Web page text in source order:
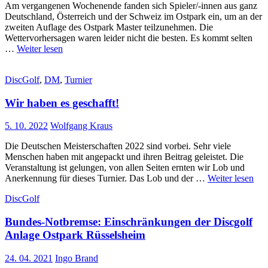
Am vergangenen Wochenende fanden sich Spieler/-innen aus ganz
Deutschland, Österreich und der Schweiz im Ostpark ein, um an der
zweiten Auflage des Ostpark Master teilzunehmen. Die
Wettervorhersagen waren leider nicht die besten. Es kommt selten
… Weiter lesen
DiscGolf, DM, Turnier
Wir haben es geschafft!
5. 10. 2022 Wolfgang Kraus
Die Deutschen Meisterschaften 2022 sind vorbei. Sehr viele
Menschen haben mit angepackt und ihren Beitrag geleistet. Die
Veranstaltung ist gelungen, von allen Seiten ernten wir Lob und
Anerkennung für dieses Turnier. Das Lob und der … Weiter lesen
DiscGolf
Bundes-Notbremse: Einschränkungen der Discgolf
Anlage Ostpark Rüsselsheim
24. 04. 2021 Ingo Brand